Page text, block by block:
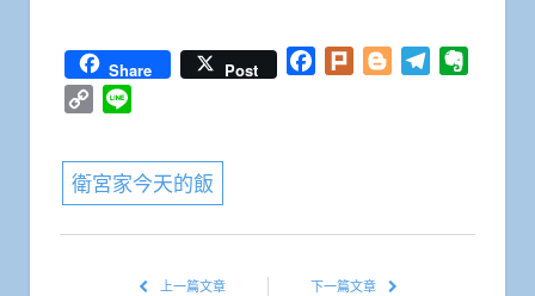
Share Post Facebook
Plurk BloggerTelegram
Copy
衛宮家今天的飯
上一篇文章 下一篇文章